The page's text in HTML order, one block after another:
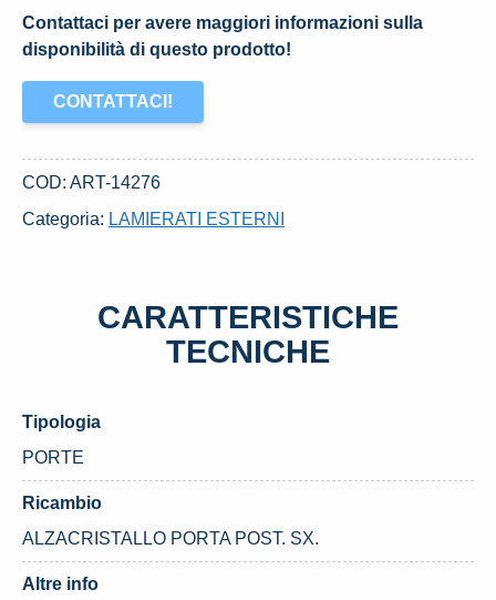
Contattaci per avere maggiori informazioni sulla
disponibilità di questo prodotto!
CONTATTACI!
COD: ART-14276
Categoria: LAMIERATI ESTERNI
CARATTERISTICHE
TECNICHE
Tipologia
PORTE
Ricambio
ALZACRISTALLO PORTA POST. SX.
Altre info